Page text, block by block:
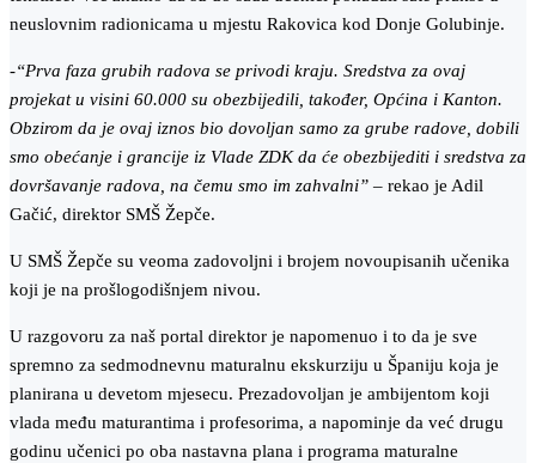
neuslovnim radionicama u mjestu Rakovica kod Donje Golubinje.
-“Prva faza grubih radova se privodi kraju. Sredstva za ovaj
projekat u visini 60.000 su obezbijedili, također, Općina i Kanton.
Obzirom da je ovaj iznos bio dovoljan samo za grube radove, dobili
smo obećanje i grancije iz Vlade ZDK da će obezbijediti i sredstva za
dovršavanje radova, na čemu smo im zahvalni” – rekao je Adil
Gačić, direktor SMŠ Žepče.
U SMŠ Žepče su veoma zadovoljni i brojem novoupisanih učenika
koji je na prošlogodišnjem nivou.
U razgovoru za naš portal direktor je napomenuo i to da je sve
spremno za sedmodnevnu maturalnu ekskurziju u Španiju koja je
planirana u devetom mjesecu. Prezadovoljan je ambijentom koji
vlada među maturantima i profesorima, a napominje da već drugu
godinu učenici po oba nastavna plana i programa maturalne